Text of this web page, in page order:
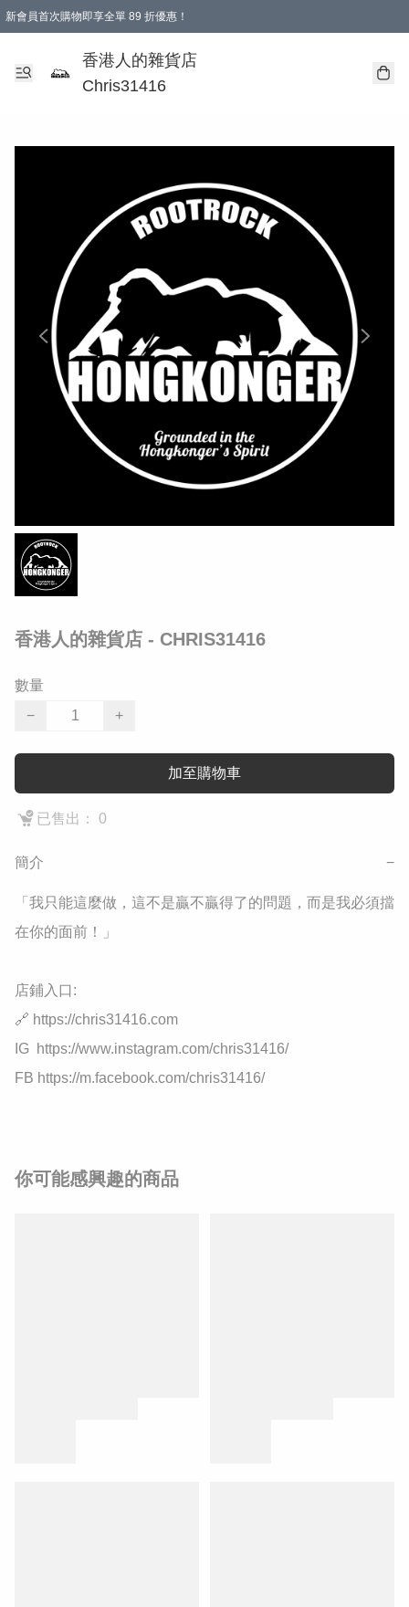
新會員首次購物即享全單 89 折優惠！
購物滿 HKD 499.00即享免運費優惠！（適用於 本地送貨、本地取貨 )
【滿 $300 專屬驚喜：無聲信物（最後一批）】
香港人的雜貨店
Chris31416
香港人的雜貨店 - CHRIS31416
數量
−
+
加至購物車
已售出： 0
簡介 −
「我只能這麼做，這不是贏不贏得了的問題，而是我必須擋
在你的面前！」
店鋪入口:
🔗 https://chris31416.com
IG  https://www.instagram.com/chris31416/
FB https://m.facebook.com/chris31416/
你可能感興趣的商品